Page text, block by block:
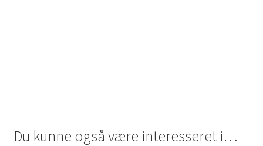
Du kunne også være interesseret i…